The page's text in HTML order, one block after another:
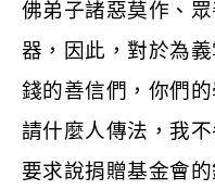
佛弟子諸惡莫作、
器，因此，對於為
錢的善信們，你們
請什麼人傳法，我
要求說捐贈基金會